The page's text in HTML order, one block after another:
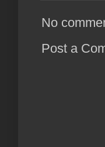
No
Post a